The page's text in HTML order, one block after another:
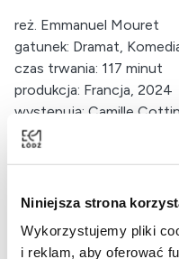
Niniejsza strona
Wykorzystujemy pliki
i reklam, aby oferować
reż. Emmanuel Mouret
gatunek: Dramat,
czas trwania: 117 minut
produkcja: Francja, 2024
występują: Camille